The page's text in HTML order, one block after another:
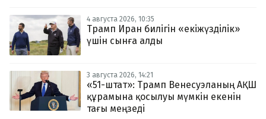
4 августа 2026, 10:35
Трамп Иран билігін «екіжүзділік»
үшін сынға алды
3 августа 2026, 14:21
«51-штат»: Трамп Венесуэланың АҚШ
құрамына қосылуы мүмкін екенін
тағы меңзеді